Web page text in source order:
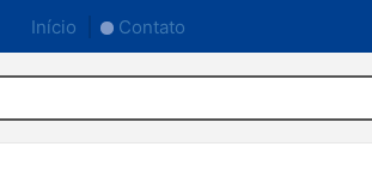
Início Contato